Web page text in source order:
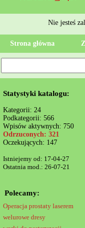
Nie jesteś
Strona główna
Statystyki katalogu:
Kategorii: 24
Podkategorii: 566
Wpisów aktywnych: 750
Odrzuconych: 321
Oczekujących: 147
Istniejemy od: 17-04-27
Ostatnia mod.: 26-07-21
Polecamy:
Operacja prostaty laserem
welurowe dresy